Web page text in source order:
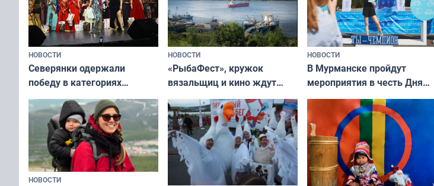
НОВОСТИ
Северянки одержали
победу в категориях
всероссийского конкурса
«Мисс и Миссис Великая
Русь»
НОВОСТИ
«РыбаФест», кружок
вязальщиц и кино ждут
мурманчан в эти выходные
НОВОСТИ
В Мурманске пройдут
мероприятия в честь Дня
физкультурника
НОВОСТИ